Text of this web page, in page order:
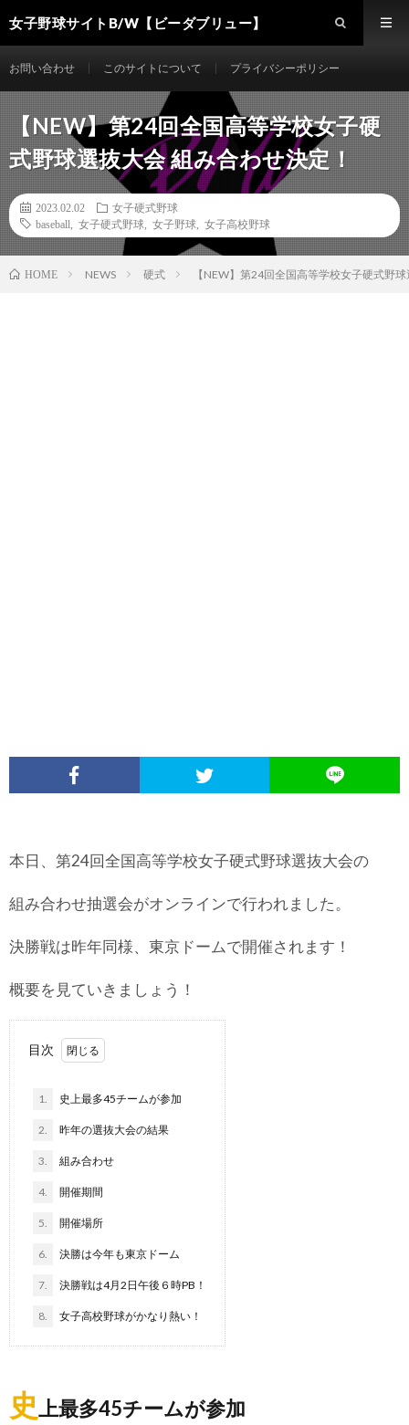
女子野球サイトB/W【ビーダブリュー】
お問い合わせ このサイトについて プライバシーポリシー
【NEW】第24回全国高等学校女子硬
式野球選抜大会 組み合わせ決定！
2023.02.02
女子硬式野球
baseball
女子硬式野球 女子野球 女子高校野球
HOME NEWS 硬式 【NEW】第24回全国高等学校女子硬式野
本日、第24回全国高等学校女子硬式野球選抜大会の
組み合わせ抽選会がオンラインで行われました。
決勝戦は昨年同様、東京ドームで開催されます！
概要を見ていきましょう！
目次
1. 史上最多45チームが参加
2. 昨年の選抜大会の結果
3. 組み合わせ
4. 開催期間
5. 開催場所
6. 決勝は今年も東京ドーム
7. 決勝戦は4月2日午後６時PB！
8. 女子高校野球がかなり熱い！
史上最多45チームが参加